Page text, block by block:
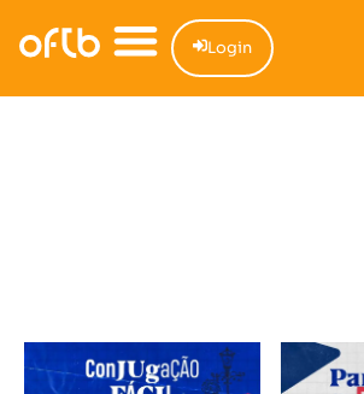
Login